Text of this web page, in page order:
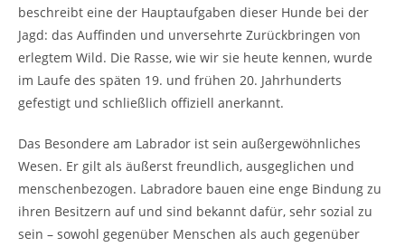
beschreibt eine der Hauptaufgaben dieser Hunde bei der
Jagd: das Auffinden und unversehrte Zurückbringen von
erlegtem Wild. Die Rasse, wie wir sie heute kennen, wurde
im Laufe des späten 19. und frühen 20. Jahrhunderts
gefestigt und schließlich offiziell anerkannt.
Das Besondere am Labrador ist sein außergewöhnliches
Wesen. Er gilt als äußerst freundlich, ausgeglichen und
menschenbezogen. Labradore bauen eine enge Bindung zu
ihren Besitzern auf und sind bekannt dafür, sehr sozial zu
sein – sowohl gegenüber Menschen als auch gegenüber